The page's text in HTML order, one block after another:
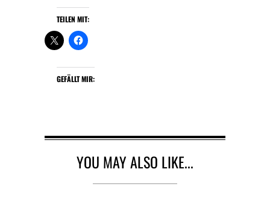
TEILEN MIT:
GEFÄLLT MIR:
YOU MAY ALSO LIKE...